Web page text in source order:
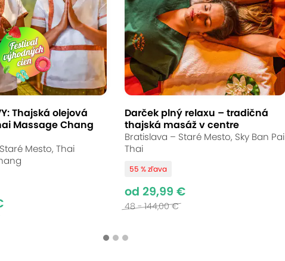
Thajská olejová
Massage Chang
Mesto, Thai
Darček plný relaxu – tradičná
thajská masáž v centre
Bratislava – Staré Mesto, Sky Ban Pai
Thai
55 % zľava
od 29,99 €
48 - 144,00 €